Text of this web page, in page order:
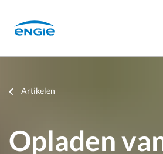
mainZoeken
de
Je
Artikelen
Opladen